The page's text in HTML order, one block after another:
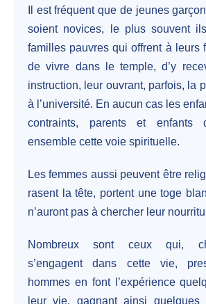
Il est fréquent que de jeunes
soient novices, le plus souvent
familles pauvres qui offrent à leurs
de vivre dans le temple, d’y
instruction, leur ouvrant, parfois, la
à l’université. En aucun cas les
contraints, parents et enfants
ensemble cette voie spirituelle.
Les femmes aussi peuvent être
rasent la tête, portent une toge
n’auront pas à chercher leur
Nombreux sont ceux qui,
s’engagent dans cette vie,
hommes en font l’expérience
leur vie, gagnant ainsi